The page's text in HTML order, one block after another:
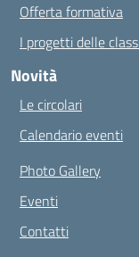
Offerta formativa
I progetti delle classi
Novità
Le circolari
Calendario eventi
Photo Gallery
Eventi
Contatti